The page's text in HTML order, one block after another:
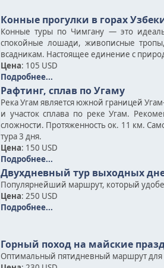
Конные прогулки в горах
Конные туры по Чимгану — это
спокойные лошади, живописные
всадникам. Настоящее единение с
Цена: 105 USD
Подробнее...
Рафтинг, сплав по Угаму
Река Угам является южной границей
и участок сплава по реке Угам.
сложности. Протяженность ок. 11 км.
тура 3 дня.
Цена: 150 USD
Подробнее...
Двухдневный тур выходных
Популярнейший маршрут, который
Цена: 250 USD
Подробнее...
Горный поход на майские
Оптимальный пятидневный маршрут для